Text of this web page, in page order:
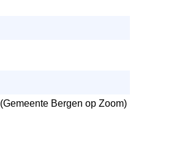
(Gemeente Bergen op Zoom)